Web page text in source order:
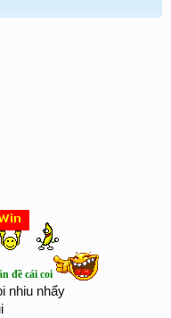
đề cái coi
nhiu nhẩy